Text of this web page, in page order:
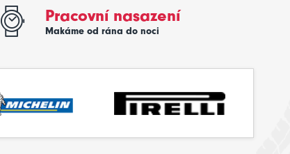
Pracovní nasazení
Makáme od rána do noci